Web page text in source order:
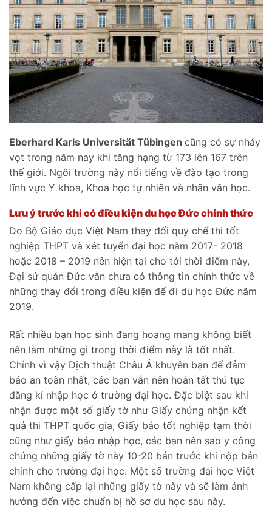
Eberhard Karls Universität Tübingen cũng có sự nhảy
vọt trong năm nay khi tăng hạng từ 173 lên 167 trên
thế giới. Ngôi trường này nổi tiếng về đào tạo trong
lĩnh vực Y khoa, Khoa học tự nhiên và nhân văn học.
Lưu ý trước khi có điều kiện du học Đức chính thức
Do Bộ Giáo dục Việt Nam thay đổi quy chế thi tốt
nghiệp THPT và xét tuyển đại học năm 2017- 2018
hoặc 2018 – 2019 nên hiện tại cho tới thời điểm này,
Đại sứ quán Đức vẫn chưa có thông tin chính thức về
những thay đổi trong điều kiện để đi du học Đức năm
2019.
Rất nhiều bạn học sinh đang hoang mang không biết
nên làm những gì trong thời điểm này là tốt nhất.
Chính vì vậy Dịch thuật Châu Á khuyên bạn để đảm
bảo an toàn nhất, các bạn vẫn nên hoàn tất thủ tục
đăng kí nhập học ở trường đại học. Đặc biệt sau khi
nhận được một số giấy tờ như Giấy chứng nhận kết
quả thi THPT quốc gia, Giấy báo tốt nghiệp tạm thời
cũng như giấy báo nhập học, các bạn nên sao y công
chứng những giấy tờ này 10-20 bản trước khi nộp bản
chính cho trường đại học. Một số trường đại học Việt
Nam không cấp lại những giấy tờ này và sẽ làm ảnh
hưởng đến việc chuẩn bị hồ sơ du học sau này.